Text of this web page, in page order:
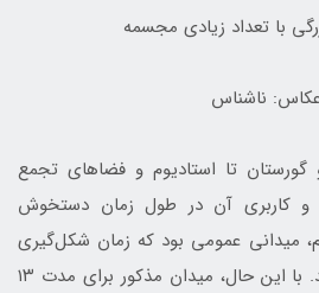
ناشناس
گورستان تا استادیوم و فضاهای تجمع
و کاربری آن در طول زمان دستخوش
میدانی عمومی بود که زمان شکل‌گیری
جمهوری ترکیه به وجود آمد. با این حال، میدان مذکور برای مدت ۱۳